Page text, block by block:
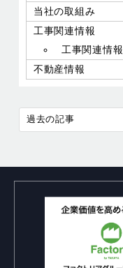
当社の取組み
工事関連情報
工事関連情報
不動産情報
過去の記事